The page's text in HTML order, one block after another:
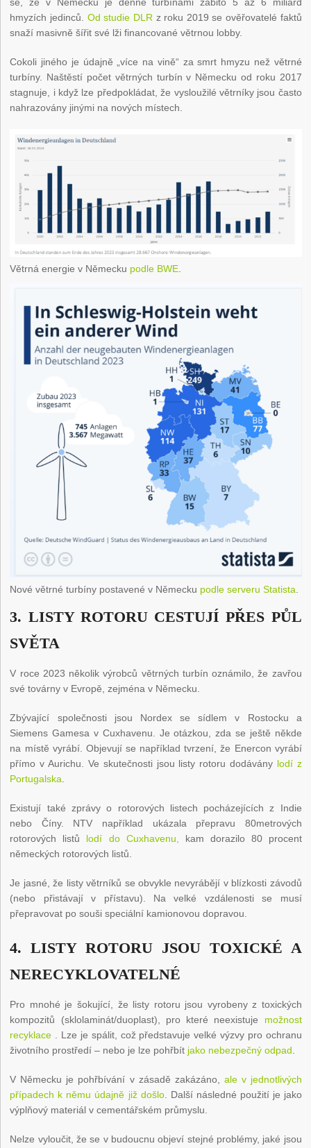
hmyzích jedinců. Od studie DLR z roku 2019 se ověřovatelé faktů
snaží masivně šířit své lži financované větrnou lobby.
Cokoli jiného je údajně „více na vině“ za smrt hmyzu než větrné
turbíny. Naštěstí počet větrných turbín v Německu od roku 2017
stagnuje, i když lze předpokládat, že vysloužilé větrníky jsou často
nahrazovány jinými na nových místech.
Větrná energie v Německu podle BWE.
Nové větrné turbíny postavené v Německu podle serveru Statista.
3. LISTY ROTORU CESTUJÍ PŘES PŮL
SVĚTA
V roce 2023 několik výrobců větrných turbín oznámilo, že zavřou
své továrny v Evropě, zejména v Německu.
Zbývající společnosti jsou Nordex se sídlem v Rostocku a
Siemens Gamesa v Cuxhavenu. Je otázkou, zda se ještě někde
na místě vyrábí. Objevují se například tvrzení, že Enercon vyrábí
přímo v Aurichu. Ve skutečnosti jsou listy rotoru dodávány lodí z
Portugalska.
Existují také zprávy o rotorových listech pocházejících z Indie
nebo Číny. NTV například ukázala přepravu 80metrových
rotorových listů lodí do Cuxhavenu, kam dorazilo 80 procent
německých rotorových listů.
Je jasné, že listy větrníků se obvykle nevyrábějí v blízkosti závodů
(nebo přistávají v přístavu). Na velké vzdálenosti se musí
přepravovat po souši speciální kamionovou dopravou.
4. LISTY ROTORU JSOU TOXICKÉ A
NERECYKLOVATELNÉ
Pro mnohé je šokující, že listy rotoru jsou vyrobeny z toxických
kompozitů (sklolaminát/duoplast), pro které neexistuje možnost
recyklace . Lze je spálit, což představuje velké výzvy pro ochranu
životního prostředí – nebo je lze pohřbít jako nebezpečný odpad.
V Německu je pohřbívání v zásadě zakázáno, ale v jednotlivých
případech k němu údajně již došlo. Další následné použití je jako
výplňový materiál v cementářském průmyslu.
Nelze vyloučit, že se v budoucnu objeví stejné problémy, jaké jsou